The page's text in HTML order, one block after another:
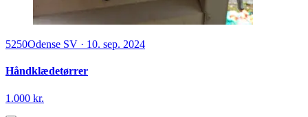
5250Odense SV · 10. sep. 2024
Håndklædetørrer
1.000 kr.